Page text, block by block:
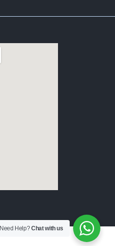
Need Help?Chat with us